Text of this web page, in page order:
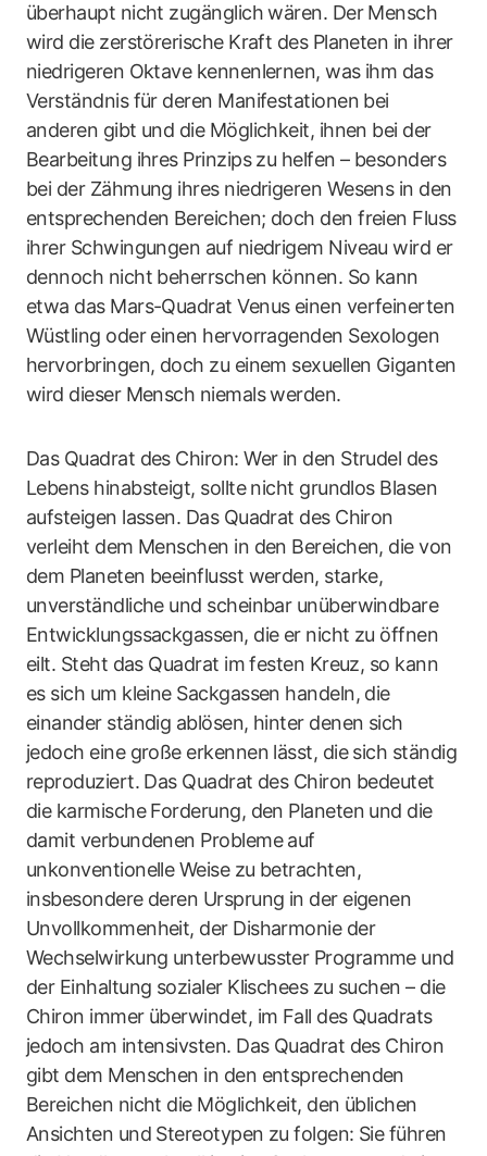
überhaupt nicht zugänglich wären. Der Mensch
wird die zerstörerische Kraft des Planeten in ihrer
niedrigeren Oktave kennenlernen, was ihm das
Verständnis für deren Manifestationen bei
anderen gibt und die Möglichkeit, ihnen bei der
Bearbeitung ihres Prinzips zu helfen – besonders
bei der Zähmung ihres niedrigeren Wesens in den
entsprechenden Bereichen; doch den freien Fluss
ihrer Schwingungen auf niedrigem Niveau wird er
dennoch nicht beherrschen können. So kann
etwa das Mars-Quadrat Venus einen verfeinerten
Wüstling oder einen hervorragenden Sexologen
hervorbringen, doch zu einem sexuellen Giganten
wird dieser Mensch niemals werden.
Das Quadrat des Chiron: Wer in den Strudel des
Lebens hinabsteigt, sollte nicht grundlos Blasen
aufsteigen lassen. Das Quadrat des Chiron
verleiht dem Menschen in den Bereichen, die von
dem Planeten beeinflusst werden, starke,
unverständliche und scheinbar unüberwindbare
Entwicklungssackgassen, die er nicht zu öffnen
eilt. Steht das Quadrat im festen Kreuz, so kann
es sich um kleine Sackgassen handeln, die
einander ständig ablösen, hinter denen sich
jedoch eine große erkennen lässt, die sich ständig
reproduziert. Das Quadrat des Chiron bedeutet
die karmische Forderung, den Planeten und die
damit verbundenen Probleme auf
unkonventionelle Weise zu betrachten,
insbesondere deren Ursprung in der eigenen
Unvollkommenheit, der Disharmonie der
Wechselwirkung unterbewusster Programme und
der Einhaltung sozialer Klischees zu suchen – die
Chiron immer überwindet, im Fall des Quadrats
jedoch am intensivsten. Das Quadrat des Chiron
gibt dem Menschen in den entsprechenden
Bereichen nicht die Möglichkeit, den üblichen
Ansichten und Stereotypen zu folgen: Sie führen